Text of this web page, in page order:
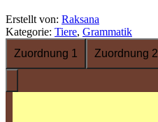
Erstellt von: Raksana
Kategorie: Tiere, Grammatik
Zuordnung 1
Zuordnung 2